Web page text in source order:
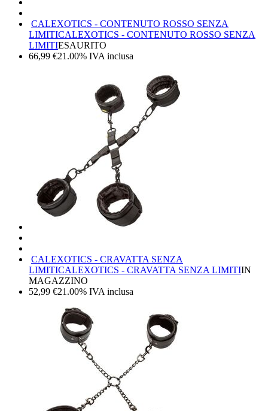
CALEXOTICS - CONTENUTO ROSSO SENZA
LIMITICALEXOTICS - CONTENUTO ROSSO SENZA
LIMITIESAURITO
66,99 €21.00% IVA inclusa
CALEXOTICS - CRAVATTA SENZA
LIMITICALEXOTICS - CRAVATTA SENZA LIMITIIN
MAGAZZINO
52,99 €21.00% IVA inclusa